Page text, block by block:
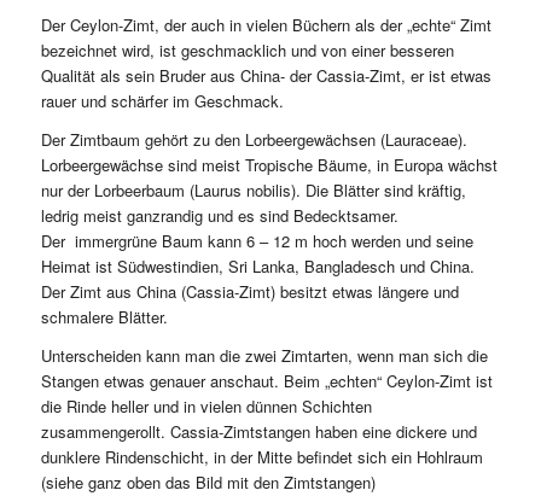
Der Ceylon-Zimt, der auch in vielen Büchern als der „echte“ Zimt
bezeichnet wird, ist geschmacklich und von einer besseren
Qualität als sein Bruder aus China- der Cassia-Zimt, er ist etwas
rauer und schärfer im Geschmack.
Der Zimtbaum gehört zu den Lorbeergewächsen (Lauraceae).
Lorbeergewächse sind meist Tropische Bäume, in Europa wächst
nur der Lorbeerbaum (Laurus nobilis). Die Blätter sind kräftig,
ledrig meist ganzrandig und es sind Bedecktsamer.
Der immergrüne Baum kann 6 – 12 m hoch werden und seine
Heimat ist Südwestindien, Sri Lanka, Bangladesch und China.
Der Zimt aus China (Cassia-Zimt) besitzt etwas längere und
schmalere Blätter.
Unterscheiden kann man die zwei Zimtarten, wenn man sich die
Stangen etwas genauer anschaut. Beim „echten“ Ceylon-Zimt ist
die Rinde heller und in vielen dünnen Schichten
zusammengerollt. Cassia-Zimtstangen haben eine dickere und
dunklere Rindenschicht, in der Mitte befindet sich ein Hohlraum
(siehe ganz oben das Bild mit den Zimtstangen)